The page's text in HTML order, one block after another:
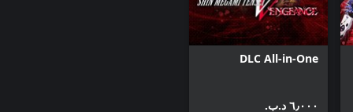
DLC All-in-One
٦٫٠٠٠ د.ب.‏